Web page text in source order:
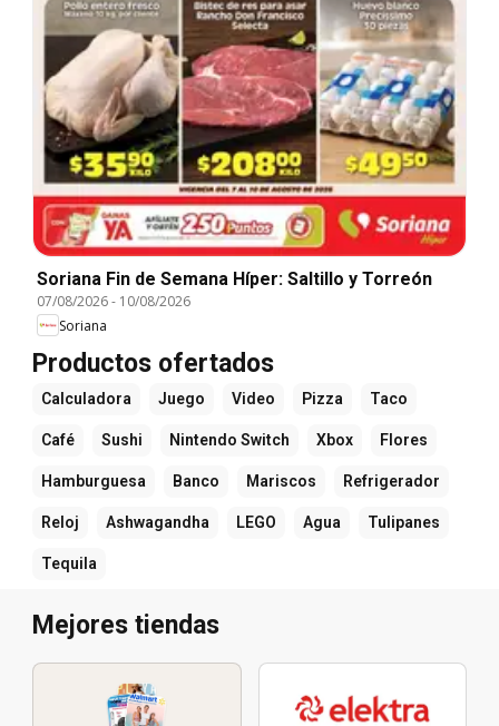
Soriana Fin de Semana Híper: Saltillo y Torreón
07/08/2026- 10/08/2026
Soriana
Productos ofertados
Calculadora Juego Video Pizza Taco
Café Sushi Nintendo Switch Xbox Flores
Hamburguesa Banco Mariscos Refrigerador
Reloj Ashwagandha LEGO Agua Tulipanes
Tequila
Mejores tiendas